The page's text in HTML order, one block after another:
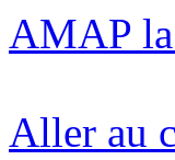
AMAP
Aller au